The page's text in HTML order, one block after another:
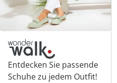
Entdecken Sie passende
Schuhe zu jedem Outfit!